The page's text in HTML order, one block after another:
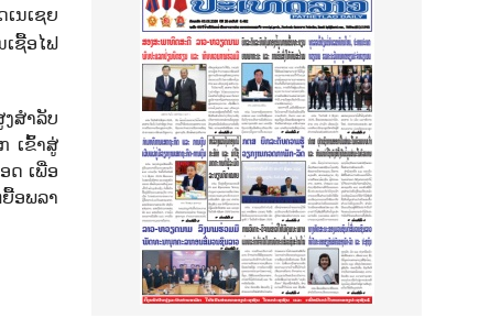
ນເຊຍ
ຊື້ອໄຟ
ສຳລັບ
ເຂົ້າສູ່
ດ ເພື່ອ
ອພລາ